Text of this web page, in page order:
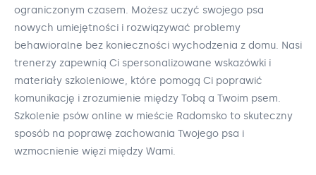
ograniczonym czasem. Możesz uczyć swojego psa
nowych umiejętności i rozwiązywać problemy
behawioralne bez konieczności wychodzenia z domu. Nasi
trenerzy zapewnią Ci spersonalizowane wskazówki i
materiały szkoleniowe, które pomogą Ci poprawić
komunikację i zrozumienie między Tobą a Twoim psem.
Szkolenie psów online w mieście Radomsko to skuteczny
sposób na poprawę zachowania Twojego psa i
wzmocnienie więzi między Wami.